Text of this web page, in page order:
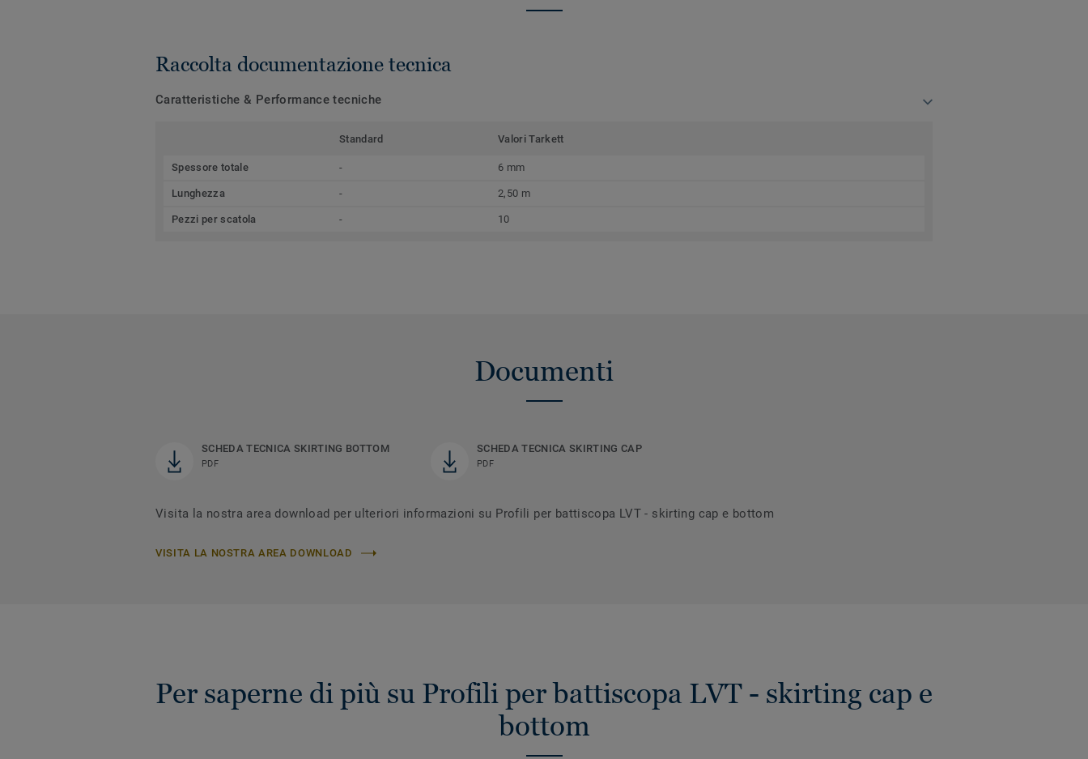
Raccolta documentazione tecnica
Caratteristiche & Performance tecniche
Standard Valori Tarkett
Spessore totale - 6 mm
Lunghezza - 2,50 m
Pezzi per scatola - 10
Documenti
SCHEDA TECNICA SKIRTING BOTTOM
PDF
SCHEDA TECNICA SKIRTING CAP
PDF
Visita la nostra area download per ulteriori informazioni su Profili per battiscopa LVT - skirting cap e bottom
VISITA LA NOSTRA AREA DOWNLOAD
Per saperne di più su Profili per battiscopa LVT - skirting cap e
bottom